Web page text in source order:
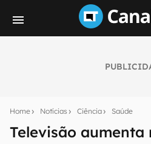
Home Notícias Ciência Saúde
Televisão aumenta
notícias e reviews sobre
mão.